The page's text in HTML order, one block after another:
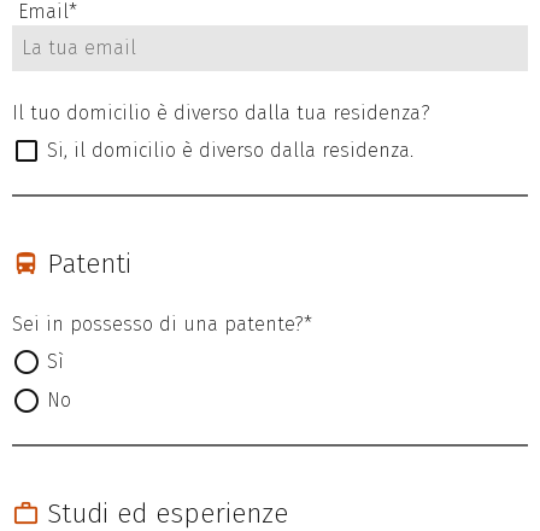
Email*
Il tuo domicilio è diverso dalla tua residenza?
Si, il domicilio è diverso dalla residenza.
Patenti
Sei in possesso di una patente?*
Sì
No
Studi ed esperienze